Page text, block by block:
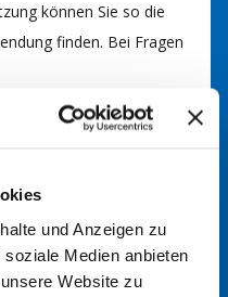
und Anzeigen zu
Medien anbieten
Website zu
können Sie so die
finden. Bei Fragen
und Größen angegeben.